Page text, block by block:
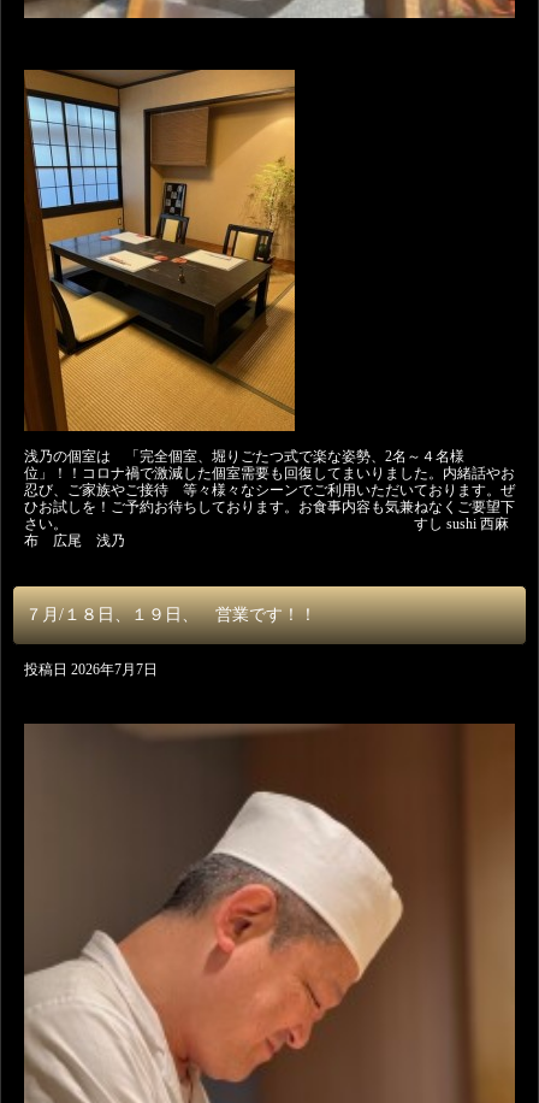
浅乃の個室は 「完全個室、堀りごたつ式で楽な姿勢、2名～４名様
位」！！コロナ禍で激減した個室需要も回復してまいりました。内緒話やお
忍び、ご家族やご接待 等々様々なシーンでご利用いただいております。ぜ
ひお試しを！ご予約お待ちしております。お食事内容も気兼ねなくご要望下
さい。 すし sushi 西麻
布 広尾 浅乃
７月/１８日、１９日、 営業です！！
投稿日 2026年7月7日